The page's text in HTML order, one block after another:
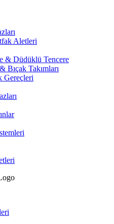
Aletleri
& Düdüklü Tencere
Bıçak Takımları
Gereçleri